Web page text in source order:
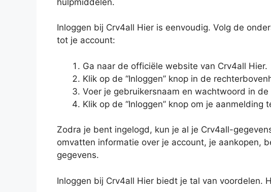
Inloggen bij Crv4all Hier is eenvoudig. Volg de
tot je account:
Ga naar de officiële website van Crv4all Hier.
Klik op de “Inloggen” knop in de
Voer je gebruikersnaam en wachtwoord in
Klik op de “Inloggen” knop om je aanmelding
Zodra je bent ingelogd, kun je al je Crv4all-
omvatten informatie over je account, je aankopen,
gegevens.
Inloggen bij Crv4all Hier biedt je tal van voordelen.